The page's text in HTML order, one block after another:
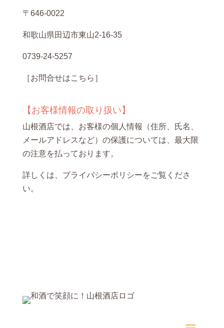
〒646-0022
和歌山県田辺市東山2-16-35
0739-24-5257
［お問合せはこちら］
【お客様情報の取り扱い】
山根酒店では、お客様の個人情報（住所、氏名、
メールアドレスなど）の保護については、最大限
の注意を払っております。
詳しくは、 プライバシーポリシーをご覧くださ
い。